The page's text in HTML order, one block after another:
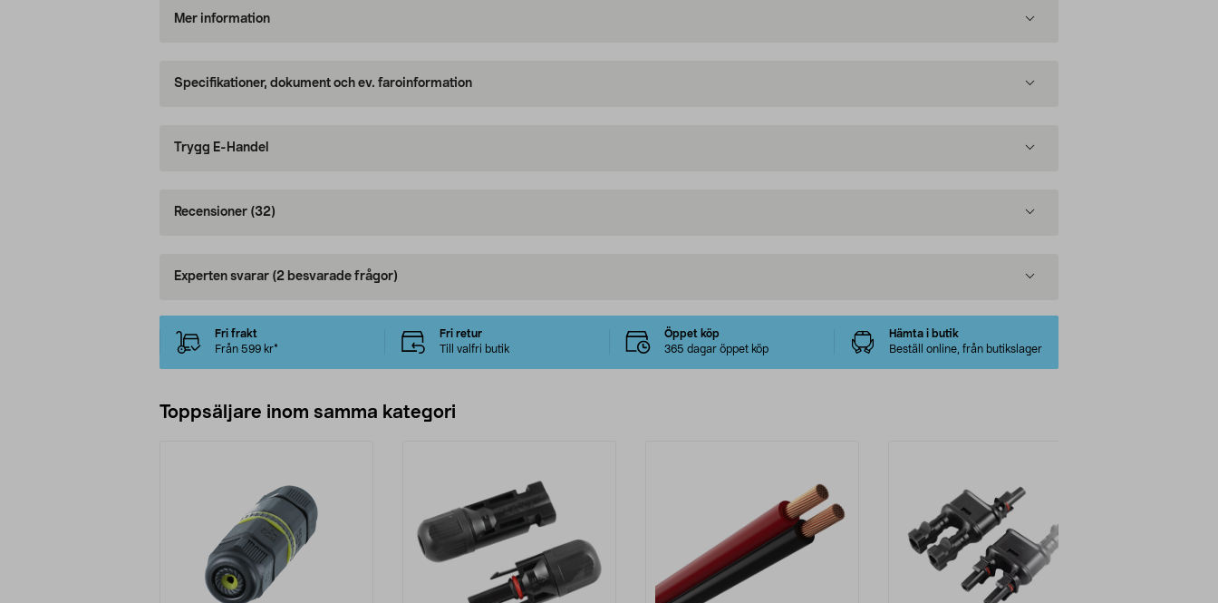
Mer information
Specifikationer, dokument och ev. faroinformation
Trygg E-Handel
Recensioner (32)
Experten svarar (2 besvarade frågor)
Fri frakt
Från 599 kr*
Fri retur
Till valfri butik
Öppet köp
365 dagar öppet köp
Hämta i butik
Beställ online, från butikslager
Toppsäljare inom samma kategori